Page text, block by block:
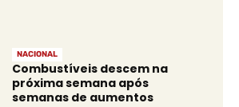
NACIONAL
Combustíveis descem na
próxima semana após
semanas de aumentos